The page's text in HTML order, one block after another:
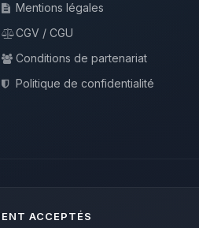
Mentions légales
CGV / CGU
Conditions de partenariat
Politique de confidentialité
ACCEPTÉS